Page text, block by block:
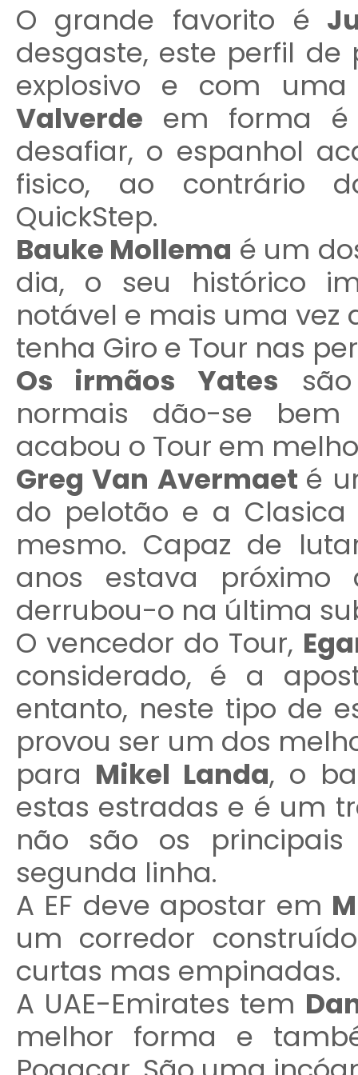
O grande favorito é
desgaste, este perfil
explosivo e com
Valverde em forma
desafiar, o espanhol
fisico, ao contrário
QuickStep.
Bauke Mollema é um
dia, o seu histórico
notável e mais uma vez
tenha Giro e Tour nas
Os irmãos Yates
normais dão-se
acabou o Tour em
Greg Van Avermaet é
do pelotão e a Clasica
mesmo. Capaz de
anos estava
derrubou-o na última
O vencedor do Tour,
considerado, é a
entanto, neste tipo de
provou ser um dos
para Mikel Landa, o
estas estradas e é um
não são os
segunda linha.
A EF deve apostar em
um corredor
curtas mas empinadas.
A UAE-Emirates tem
melhor forma e